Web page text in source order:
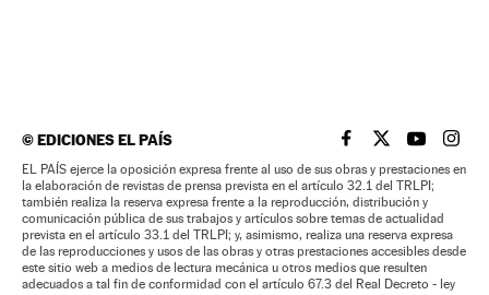
©EDICIONES EL PAÍS EL PAÍS BRASIL EN
EL PAÍSEL PAÍS
EL
EL PAÍS ejerce la oposición expresa frente al uso de sus obras y prestaciones en
la elaboración de revistas de prensa prevista en el artículo 32.1 del TRLPI;
también realiza la reserva expresa frente a la reproducción, distribución y
comunicación pública de sus trabajos y artículos sobre temas de actualidad
prevista en el artículo 33.1 del TRLPI; y, asimismo, realiza una reserva expresa
de las reproducciones y usos de las obras y otras prestaciones accesibles desde
este sitio web a medios de lectura mecánica u otros medios que resulten
adecuados a tal fin de conformidad con el artículo 67.3 del Real Decreto - ley